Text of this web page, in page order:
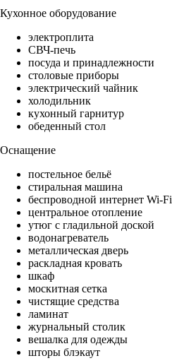
Кухонное оборудование
электроплита
СВЧ-печь
посуда и принадлежности
столовые приборы
электрический чайник
холодильник
кухонный гарнитур
обеденный стол
Оснащение
постельное бельё
стиральная машина
беспроводной интернет Wi-Fi
центральное отопление
утюг с гладильной доской
водонагреватель
металлическая дверь
раскладная кровать
шкаф
москитная сетка
чистящие средства
ламинат
журнальный столик
вешалка для одежды
шторы блэкаут